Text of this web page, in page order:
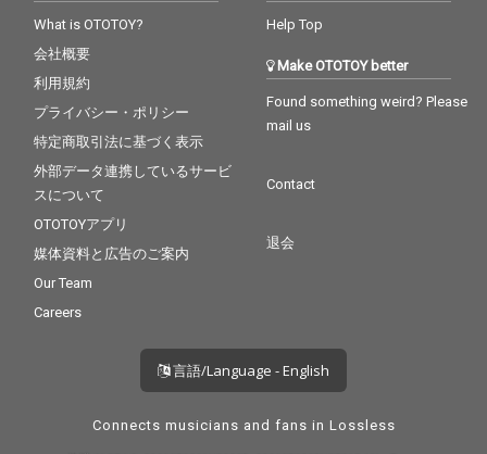
What is OTOTOY?
会社概要
利用規約
プライバシー・ポリシー
特定商取引法に基づく表示
外部データ連携しているサービ
スについて
OTOTOYアプリ
媒体資料と広告のご案内
Our Team
Careers
Help Top
Make OTOTOY better
Found something weird? Please
mail us
Contact
退会
言語/Language - English
Connects musicians and fans in Lossless